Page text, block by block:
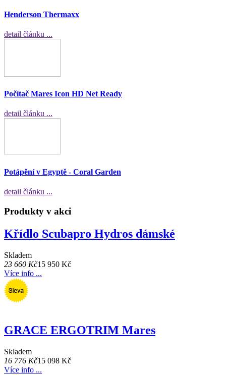
Henderson Thermaxx
detail článku ...
Počítač Mares Icon HD Net Ready
detail článku ...
Potápění v Egyptě - Coral Garden
detail článku ...
Produkty v akci
Křídlo Scubapro Hydros dámské
Skladem
23 660 Kč15 950 Kč
Více info ...
GRACE ERGOTRIM Mares
Skladem
16 776 Kč15 098 Kč
Více info ...